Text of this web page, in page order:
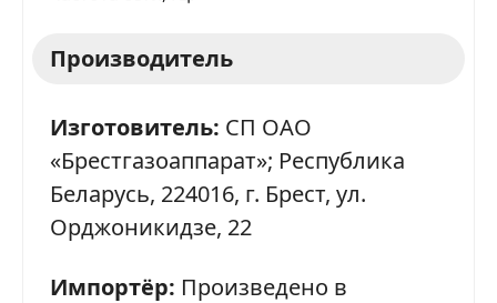
Производитель
Изготовитель: СП ОАО
«Брестгазоаппарат»; Республика
Беларусь, 224016, г. Брест, ул.
Орджоникидзе, 22
Импортёр: Произведено в